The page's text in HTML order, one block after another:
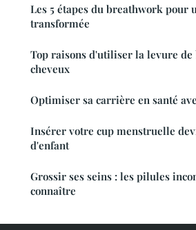
Les 5 étapes du breathwork pour
transformée
Top raisons d'utiliser la levure de
cheveux
Optimiser sa carrière en santé
Insérer votre cup menstruelle
d'enfant
Grossir ses seins : les pilules
connaître